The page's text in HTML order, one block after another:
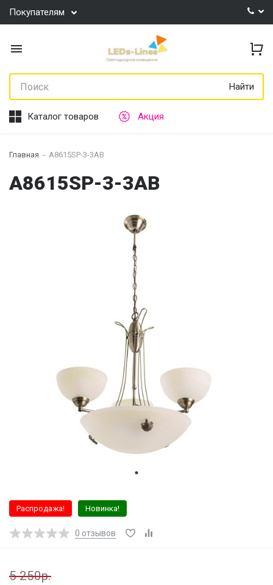
Покупателям
Найти
Каталог товаров Акция
Главная A8615SP-3-3AB
A8615SP-3-3AB
Распродажа! Новинка!
0 отзывов
5 250р.